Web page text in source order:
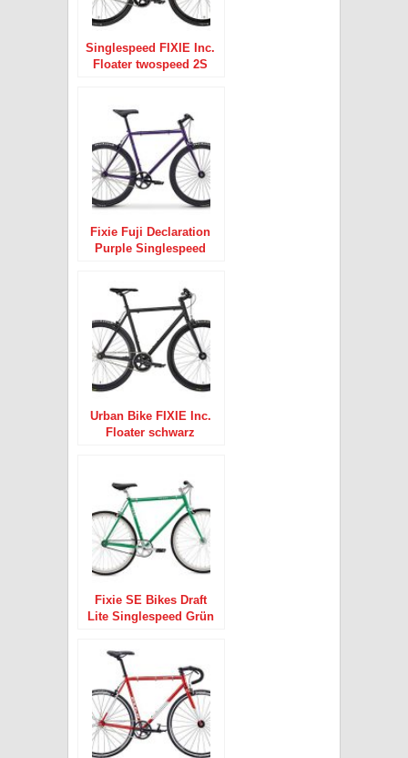
Singlespeed FIXIE Inc.
Floater twospeed 2S
Fixie Fuji Declaration
Purple Singlespeed
Urban Bike FIXIE Inc.
Floater schwarz
Fixie SE Bikes Draft
Lite Singlespeed Grün